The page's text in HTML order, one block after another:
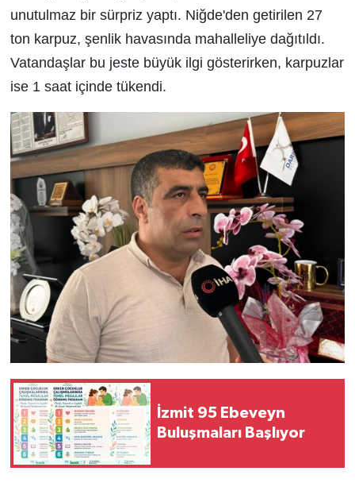
unutulmaz bir sürpriz yaptı. Niğde'den getirilen 27
ton karpuz, şenlik havasında mahalleliye dağıtıldı.
Vatandaşlar bu jeste büyük ilgi gösterirken, karpuzlar
ise 1 saat içinde tükendi.
İzmit 95 Ebeveyn
Buluşmaları Başlıyor